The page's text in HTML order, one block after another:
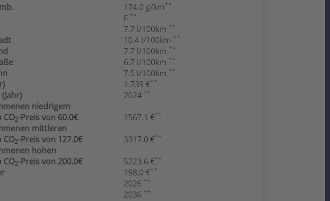
174.0 g/km**
F **
7.7 l/100km **
10.4 l/100km **
7.7 l/100km **
6.7 l/100km **
7.5 l/100km **
1.739 €**
2024 **
niedrigem
2-Preis von 60.0€ 1567.1 €**
mittleren
2-Preis von 127.0€ 3317.0 €**
hohen
2-Preis von 200.0€ 5223.6 €**
198.0 €**
2026 **
2036 **